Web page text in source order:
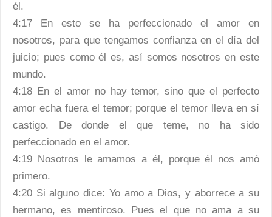
él.
4:17 En esto se ha perfeccionado el amor en
nosotros, para que tengamos confianza en el día del
juicio; pues como él es, así somos nosotros en este
mundo.
4:18 En el amor no hay temor, sino que el perfecto
amor echa fuera el temor; porque el temor lleva en sí
castigo. De donde el que teme, no ha sido
perfeccionado en el amor.
4:19 Nosotros le amamos a él, porque él nos amó
primero.
4:20 Si alguno dice: Yo amo a Dios, y aborrece a su
hermano, es mentiroso. Pues el que no ama a su